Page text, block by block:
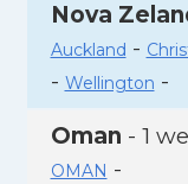
Nova
Auckland -
- Wellington -
Oman - 1
OMAN -